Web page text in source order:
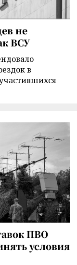
не
ВСУ
в
ПВО
условия